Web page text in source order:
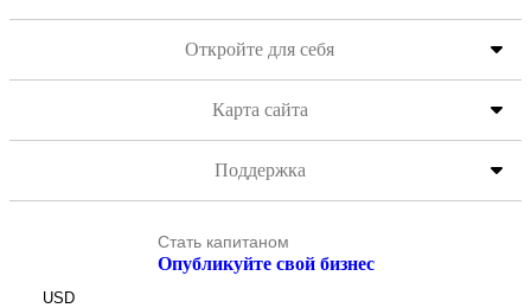
Откройте для себя
Карта сайта
Поддержка
Стать капитаном
Опубликуйте свой бизнес
USD